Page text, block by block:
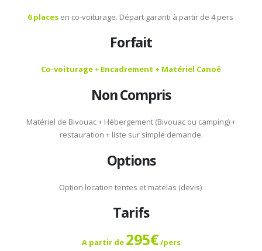
6 places en co-voiturage. Départ garanti à partir de 4 pers
Forfait
Co-voiturage+ Encadrement + Matériel Canoë
Non Compris
Matériel de Bivouac + Hébergement (Bivouac ou camping) +
restauration + liste sur simple demande.
Options
Option location tentes et matelas (devis)
Tarifs
A partir de 295€/pers